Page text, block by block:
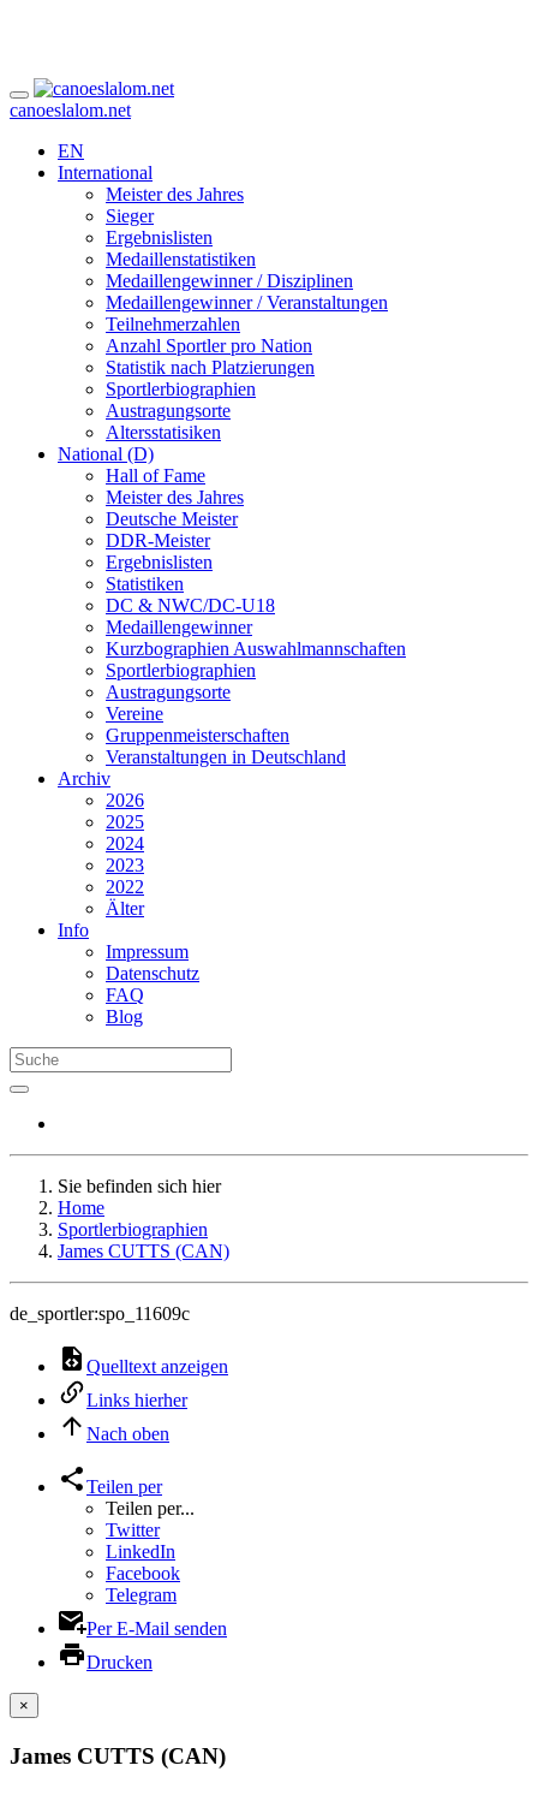
canoeslalom.net
EN
International
Meister des Jahres
Sieger
Ergebnislisten
Medaillenstatistiken
Medaillengewinner / Disziplinen
Medaillengewinner / Veranstaltungen
Teilnehmerzahlen
Anzahl Sportler pro Nation
Statistik nach Platzierungen
Sportlerbiographien
Austragungsorte
Altersstatisiken
National (D)
Hall of Fame
Meister des Jahres
Deutsche Meister
DDR-Meister
Ergebnislisten
Statistiken
DC & NWC/DC-U18
Medaillengewinner
Kurzbographien Auswahlmannschaften
Sportlerbiographien
Austragungsorte
Vereine
Gruppenmeisterschaften
Veranstaltungen in Deutschland
Archiv
2026
2025
2024
2023
2022
Älter
Info
Impressum
Datenschutz
FAQ
Blog
Sie befinden sich hier
Home
Sportlerbiographien
James CUTTS (CAN)
de_sportler:spo_11609c
Quelltext anzeigen
Links hierher
Nach oben
Teilen per
Teilen per...
Twitter
LinkedIn
Facebook
Telegram
Per E-Mail senden
Drucken
×
James CUTTS (CAN)